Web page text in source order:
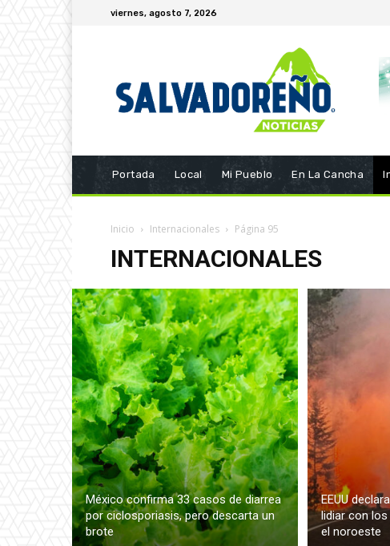
viernes, agosto 7, 2026
Portada Local Mi Pueblo En La Cancha
Inicio Internacionales Página 95
INTERNACIONALES
México confirma 33 casos de diarrea
por ciclosporiasis, pero descarta un
brote
EEUU
lidiar con
el noroeste